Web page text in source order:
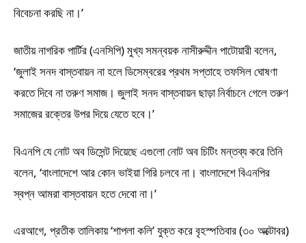
বিবেচনা করছি না।’
জাতীয় নাগরিক পার্টির (এনসিপি) মুখ্য সমন্বয়ক নাসীরুদ্দীন পাটোয়ারী বলেন,
‘জুলাই সনদ বাস্তবায়ন না হলে ডিসেম্বরের প্রথম সপ্তাহে তফসিল ঘোষণা
করতে দিবে না তরুণ সমাজ। জুলাই সনদ বাস্তবায়ন ছাড়া নির্বাচনে গেলে তরুণ
সমাজের রক্তের উপর দিয়ে যেতে হবে।’
বিএনপি যে নোট অব ডিসেন্ট দিয়েছে এগুলো নোট অব চিটিং মন্তব্য করে তিনি
বলেন, ‘বাংলাদেশে আর কোন ভাইয়া গিরি চলবে না। বাংলাদেশে বিএনপির
স্বপ্ন আমরা বাস্তবায়ন হতে দেবো না।’
এরআগে, প্রতীক তালিকায় ‘শাপলা কলি’ যুক্ত করে বৃহস্পতিবার (৩০ অক্টোবর)